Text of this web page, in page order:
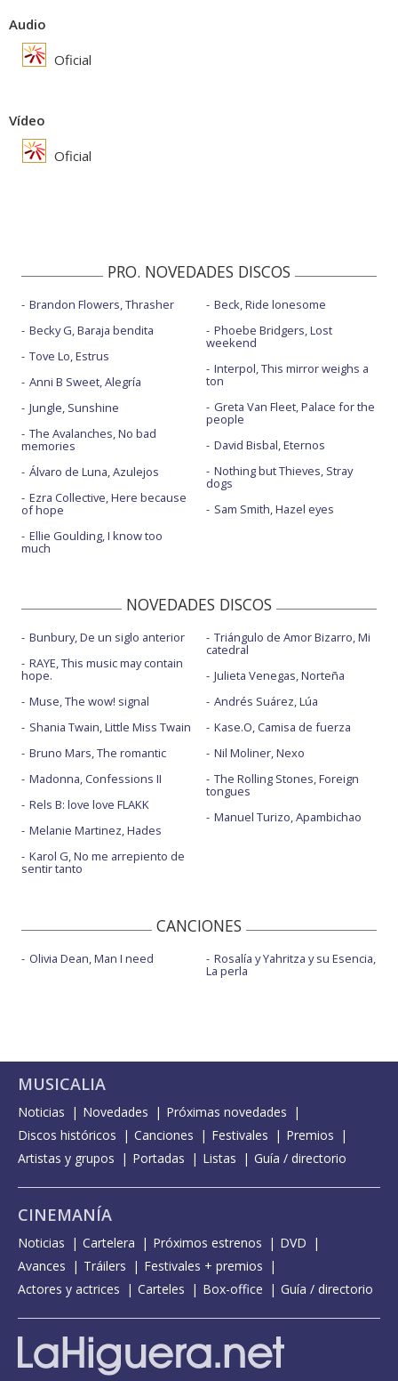
Audio
Oficial
Vídeo
Oficial
PRO. NOVEDADES DISCOS
Brandon Flowers, Thrasher
Becky G, Baraja bendita
Tove Lo, Estrus
Anni B Sweet, Alegría
Jungle, Sunshine
The Avalanches, No bad
memories
Álvaro de Luna, Azulejos
Ezra Collective, Here because
of hope
Ellie Goulding, I know too
much
Beck, Ride lonesome
Phoebe Bridgers, Lost
weekend
Interpol, This mirror weighs a
ton
Greta Van Fleet, Palace for the
people
David Bisbal, Eternos
Nothing but Thieves, Stray
dogs
Sam Smith, Hazel eyes
NOVEDADES DISCOS
Bunbury, De un siglo anterior
RAYE, This music may contain
hope.
Muse, The wow! signal
Shania Twain, Little Miss Twain
Bruno Mars, The romantic
Madonna, Confessions II
Rels B: love love FLAKK
Melanie Martinez, Hades
Karol G, No me arrepiento de
sentir tanto
Triángulo de Amor Bizarro, Mi
catedral
Julieta Venegas, Norteña
Andrés Suárez, Lúa
Kase.O, Camisa de fuerza
Nil Moliner, Nexo
The Rolling Stones, Foreign
tongues
Manuel Turizo, Apambichao
CANCIONES
Olivia Dean, Man I need Rosalía y Yahritza y su Esencia,
La perla
MUSICALIA
Noticias Novedades
Próximas novedades
Discos históricos
Canciones Festivales
Premios
Artistas y grupos
Portadas Listas Guía / directorio
CINEMANÍA
Noticias Cartelera Próximos estrenos
DVD
Avances
Tráilers
Festivales + premios
Actores y actrices
Carteles Box-office Guía / directorio